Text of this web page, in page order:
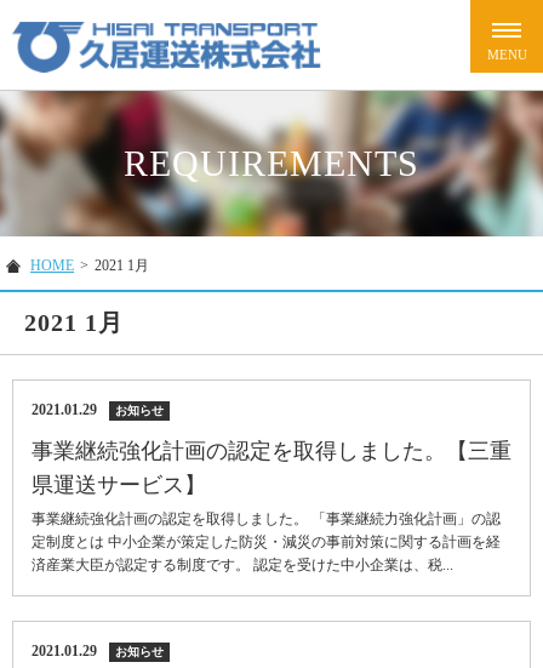
REQUIREMENTS
HOME > 2021 1月
2021 1月
2021.01.29 お知らせ
事業継続強化計画の認定を取得しました。【三重
県運送サービス】
事業継続強化計画の認定を取得しました。 「事業継続力強化計画」の認
定制度とは 中小企業が策定した防災・減災の事前対策に関する計画を経
済産業大臣が認定する制度です。 認定を受けた中小企業は、税...
2021.01.29 お知らせ